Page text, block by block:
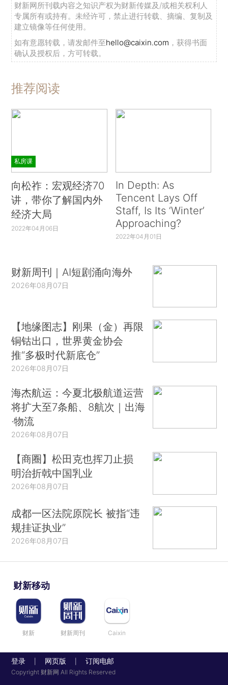
财新网所刊载内容之知识产权为财新传媒及/或相关权利人
专属所有或持有。未经许可，禁止进行转载、摘编、复制及
建立镜像等任何使用。
如有意愿转载，请发邮件至hello@caixin.com ，获得书面
确认及授权后，方可转载。
推荐阅读
私房课
向松祚：宏观经济70
讲，带你了解国内外
经济大局
2022年04月06日
In Depth: As
Tencent Lays Off
Staff, Is Its ‘Winter’
Approaching?
2022年04月01日
财新周刊｜AI短剧涌向海外
2026年08月07日
【地缘图志】刚果（金）再限
铜钴出口，世界黄金协会
推“多极时代新底仓”
2026年08月07日
海杰航运：今夏北极航道运营
将扩大至7条船、8航次｜出海
·物流
2026年08月07日
【商圈】松田克也挥刀止损
明治折戟中国乳业
2026年08月07日
成都一区法院原院长 被指“违
规挂证执业”
2026年08月07日
财新移动
财新 财新周刊 Caixin
登录 网页版 订阅电邮
Copyright 财新网 All Rights Reserved